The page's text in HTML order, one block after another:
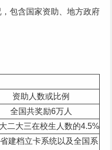
包含国家资助、地方政府
资助人数或比例
全国共奖励6万人
大二大三在校生人数的4.5%
省建档立卡系统以及全国系